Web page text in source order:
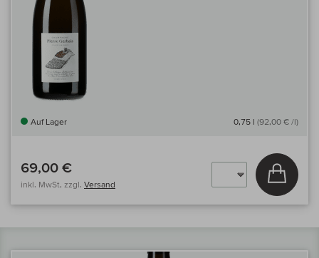
Auf Lager 0,75 l (92,00 € /l)
69,00 €
inkl. MwSt, zzgl. Versand
In